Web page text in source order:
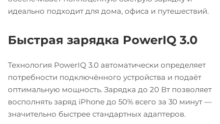
идеально подходит для дома, офиса и путешествий.
Быстрая зарядка PowerIQ 3.0
Технология PowerIQ 3.0 автоматически определяет
потребности подключённого устройства и подаёт
оптимальную мощность. Зарядка до 20 Вт позволяет
восполнять заряд iPhone до 50% всего за 30 минут —
значительно быстрее стандартных адаптеров.